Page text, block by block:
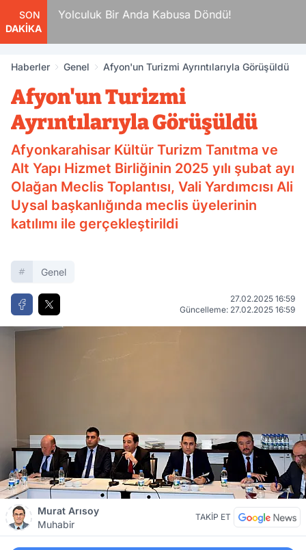
SON
DAKİKA
Yolculuk Bir Anda Kabusa Döndü!
Haberler Genel Afyon'un Turizmi Ayrıntılarıyla Görüşüldü
Afyon'un Turizmi
Ayrıntılarıyla Görüşüldü
Afyonkarahisar Kültür Turizm Tanıtma ve
Alt Yapı Hizmet Birliğinin 2025 yılı şubat ayı
Olağan Meclis Toplantısı, Vali Yardımcısı Ali
Uysal başkanlığında meclis üyelerinin
katılımı ile gerçekleştirildi
Genel
27.02.2025 16:59
Güncelleme: 27.02.2025 16:59
Murat Arısoy
Muhabir
TAKİP ET